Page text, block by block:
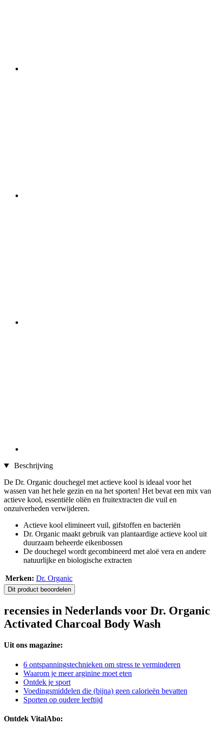
Beschrijving
De Dr. Organic douchegel met actieve kool is ideaal voor het
wassen van het hele gezin en na het sporten! Het bevat een mix van
actieve kool, essentiële oliën en fruitextracten die vuil en
onzuiverheden verwijderen.
Actieve kool elimineert vuil, gifstoffen en bacteriën
Dr. Organic maakt gebruik van plantaardige actieve kool uit
duurzaam beheerde eikenbossen
De douchegel wordt gecombineerd met aloë vera en andere
natuurlijke en biologische extracten
Merken: Dr. Organic
Dit product beoordelen
recensies in Nederlands voor Dr. Organic
Activated Charcoal Body Wash
Uit ons magazine:
6 ontspanningstechnieken om stress te verminderen
Waarom je meer arginine moet eten
Ontdek je sport
Voedingsmiddelen die (bijna) geen calorieën bevatten
Sporten op oudere leeftijd
Ontdek VitalAbo: